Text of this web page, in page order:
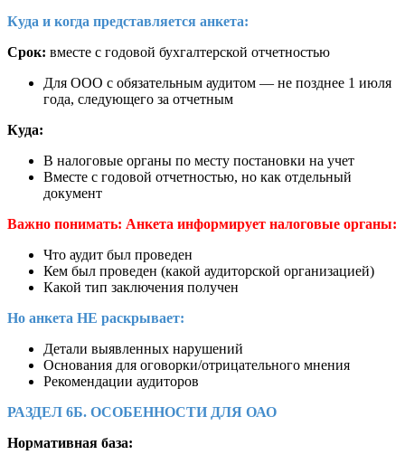
Куда и когда представляется анкета:
Срок: вместе с годовой бухгалтерской отчетностью
Для ООО с обязательным аудитом — не позднее 1 июля
года, следующего за отчетным
Куда:
В налоговые органы по месту постановки на учет
Вместе с годовой отчетностью, но как отдельный
документ
Важно понимать: Анкета информирует налоговые органы:
Что аудит был проведен
Кем был проведен (какой аудиторской организацией)
Какой тип заключения получен
Но анкета НЕ раскрывает:
Детали выявленных нарушений
Основания для оговорки/отрицательного мнения
Рекомендации аудиторов
РАЗДЕЛ 6Б. ОСОБЕННОСТИ ДЛЯ ОАО
Нормативная база: